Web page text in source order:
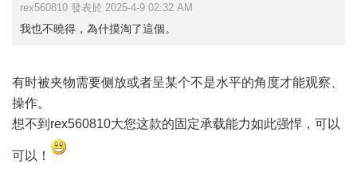
rex560810 發表於 2025-4-9 02:32 AM
我也不曉得，為什摸淘了這個。
有时被夹物需要侧放或者呈某个不是水平的角度才能观察、
操作。
想不到rex560810大您这款的固定承载能力如此强悍，可以
可以！